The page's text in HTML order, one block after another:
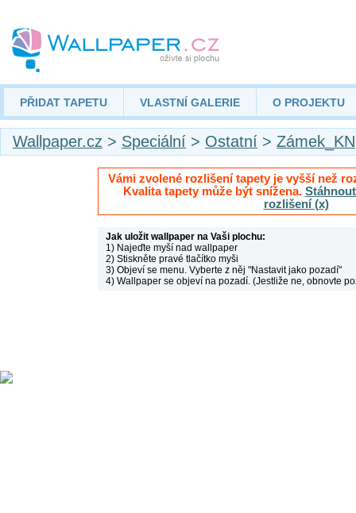
PŘIDAT TAPETU VLASTNÍ GALERIE O PROJEKTU
Wallpaper.cz > Speciální > Ostatní > Zámek_KN
Vámi zvolené rozlišení tapety je vyšší než
Kvalita tapety může být snížena.
rozlišení (x)
Jak uložit wallpaper na Vaši plochu:
1) Najeďte myší nad wallpaper
2) Stiskněte pravé tlačítko myši
3) Objeví se menu. Vyberte z něj "Nastavit jako pozadí"
4) Wallpaper se objeví na pozadí. (Jestliže ne, obnovte